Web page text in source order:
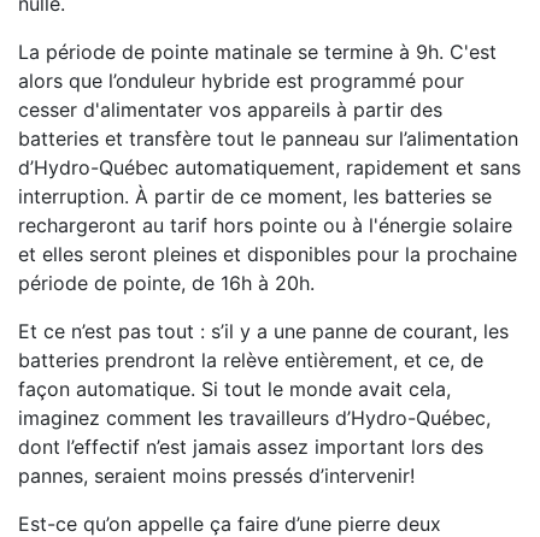
La période de pointe matinale se termine à 9h. C'est
alors que l’onduleur hybride est programmé pour
cesser d'alimentater vos appareils à partir des
batteries et transfère tout le panneau sur l’alimentation
d’Hydro-Québec automatiquement, rapidement et sans
interruption. À partir de ce moment, les batteries se
rechargeront au tarif hors pointe ou à l'énergie solaire
et elles seront pleines et disponibles pour la prochaine
période de pointe, de 16h à 20h.
Et ce n’est pas tout : s’il y a une panne de courant, les
batteries prendront la relève entièrement, et ce, de
façon automatique. Si tout le monde avait cela,
imaginez comment les travailleurs d’Hydro-Québec,
dont l’effectif n’est jamais assez important lors des
pannes, seraient moins pressés d’intervenir!
Est-ce qu’on appelle ça faire d’une pierre deux